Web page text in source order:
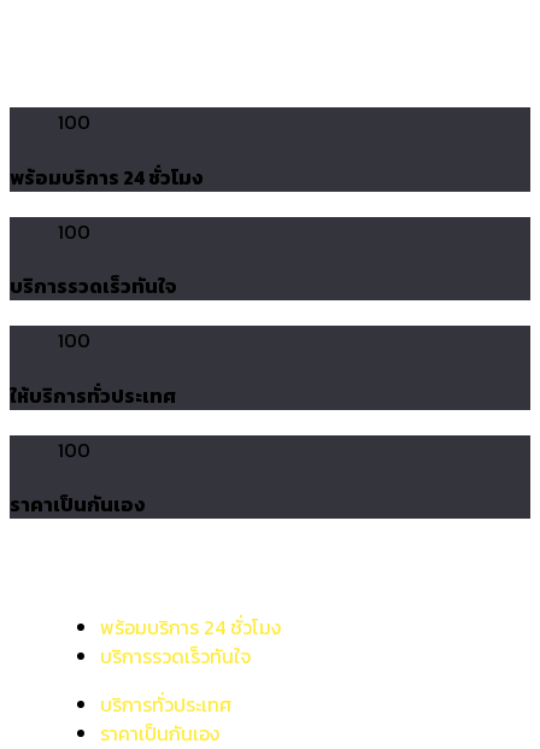
100
พร้อมบริการ 24 ชั่วโมง
100
บริการรวดเร็วทันใจ
100
ให้บริการทั่วประเทศ
100
ราคาเป็นกันเอง
พร้อมบริการ 24 ชั่วโมง
บริการรวดเร็วทันใจ
บริการทั่วประเทศ
ราคาเป็นกันเอง